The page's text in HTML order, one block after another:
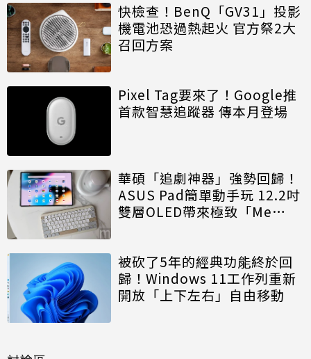
快檢查！BenQ「GV31」投影
機電池恐過熱起火 官方祭2大
召回方案
Pixel Tag要來了！Google推
首款智慧追蹤器 傳本月登場
華碩「追劇神器」強勢回歸！
ASUS Pad簡單動手玩 12.2吋
雙層OLED帶來極致「Me
被砍了5年的經典功能終於回
歸！Windows 11工作列重新
開放「上下左右」自由移動